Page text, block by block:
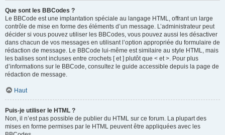
Que sont les BBCodes ?
Le BBCode est une implantation spéciale au langage HTML, offrant un large
contrôle de mise en forme des éléments d’un message. L’administrateur peut
décider si vous pouvez utiliser les BBCodes, vous pouvez aussi les désactiver
dans chacun de vos messages en utilisant l’option appropriée du formulaire de
rédaction de message. Le BBCode lui-même est similaire au style HTML, mais
les balises sont incluses entre crochets [ et ] plutôt que < et >. Pour plus
d’informations sur le BBCode, consultez le guide accessible depuis la page de
rédaction de message.
Haut
Puis-je utiliser le HTML ?
Non, il n’est pas possible de publier du HTML sur ce forum. La plupart des
mises en forme permises par le HTML peuvent être appliquées avec les